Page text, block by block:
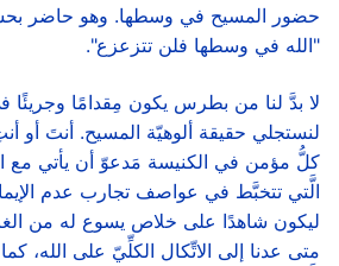
حضور المسيح في وسطها. وهو حاضر
"الله في وسطها فلن تتزعزع".
لا بدَّ لنا من بطرس يكون مِقدامًا وجريئًا
لنستجلي حقيقة ألوهيّة المسيح. أنتَ أو
كلُّ مؤمن في الكنيسة مَدعوّ أن يأتي مع
الَّتي تتخبَّط في عواصف تجارب عدم
ليكون شاهدًا على خلاص يسوع له من
متى عدنا إلى الاتِّكال الكلِّيّ على